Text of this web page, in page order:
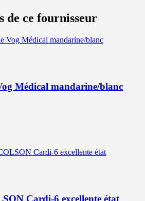
de ce fournisseur
Médical mandarine/blanc
Cardi-6 excellente état